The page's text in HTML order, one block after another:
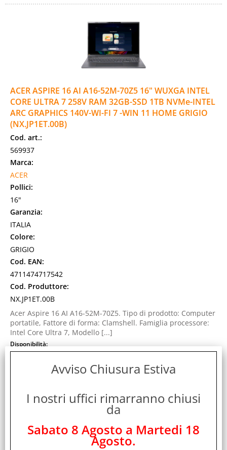
ACER ASPIRE 16 AI A16-52M-70Z5 16" WUXGA INTEL
CORE ULTRA 7 258V RAM 32GB-SSD 1TB NVMe-INTEL
ARC GRAPHICS 140V-WI-FI 7 -WIN 11 HOME GRIGIO
(NX.JP1ET.00B)
Cod. art.:
569937
Marca:
ACER
Pollici:
16"
Garanzia:
ITALIA
Colore:
GRIGIO
Cod. EAN:
4711474717542
Cod. Produttore:
NX.JP1ET.00B
Acer Aspire 16 AI A16-52M-70Z5. Tipo di prodotto: Computer
portatile, Fattore di forma: Clamshell. Famiglia processore:
Intel Core Ultra 7, Modello [...]
Disponibilità:
Non Disponibile
Evasione Articolo:Avviso Chiusura Estiva
I nostri uffici rimarranno chiusi
da
Sabato 8 Agosto a Martedi 18
Agosto.